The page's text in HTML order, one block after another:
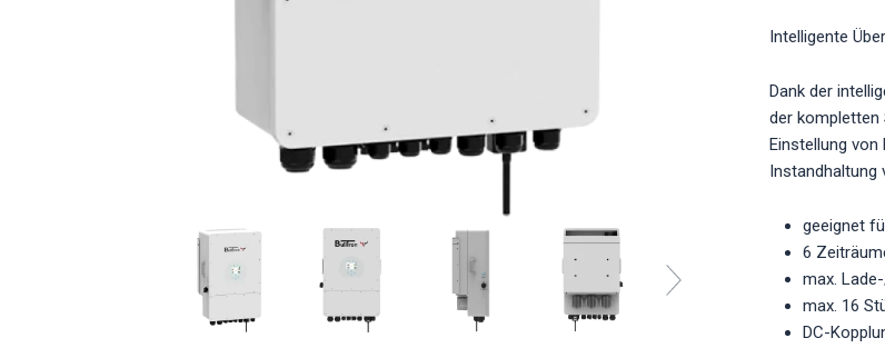
Intelligente
Dank der
der kompletten
Einstellung von
Instandhaltung
geeignet
6
max.
max. 16
DC-